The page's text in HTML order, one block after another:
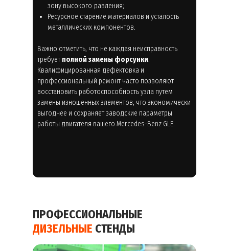
зону высокого давления;
Ресурсное старение материалов и усталость
металлических компонентов.
Важно отметить, что не каждая неисправность
требуетполной замены форсунки.
Квалифицированная дефектовка и
профессиональный ремонт часто позволяют
восстановить работоспособность узла путем
замены изношенных элементов, что экономически
выгоднее и сохраняет заводские параметры
работы двигателя вашего Mercedes-Benz GLE.
ПРОФЕССИОНАЛЬНЫЕ
ДИЗЕЛЬНЫЕ СТЕНДЫ